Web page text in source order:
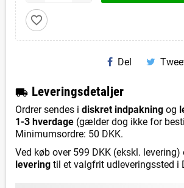
favorite_border
Del
local_shipping Leveringsdetaljer
Ordrer sendes i diskret indpakning og
1-3 hverdage (gælder dog ikke for
Minimumsordre: 50 DKK.
Ved køb over 599 DKK (ekskl. levering)
levering til et valgfrit udleveringssted i